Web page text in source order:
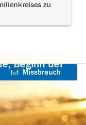
zu
Beginn der
Missbrauch